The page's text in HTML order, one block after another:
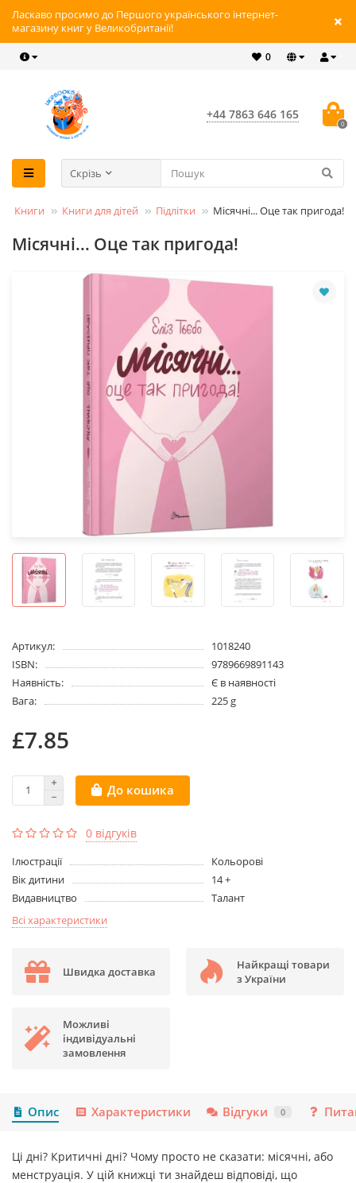
Ласкаво просимо до Першого українського інтернет-
магазину книг у Великобританії!
0
+44 7863 646 165
0
Скрізь
Книги Книги для дітей Підлітки Місячні... Оце так пригода!
Місячні... Оце так пригода!
Артикул:
1018240
ISBN:
9789669891143
Наявність:
Є в наявності
Вага:
225 g
£7.85
До кошика
0 відгуків
Ілюстрації
Кольорові
Вік дитини
14 +
Видавництво
Талант
Всі характеристики
Швидка доставка
Найкращі товари
з України
Можливі
індивідуальні
замовлення
Опис Характеристики Відгуки 0
Ці дні? Критичні дні? Чому просто не сказати: місячні, або
менструація. У цій книжці ти знайдеш відповіді, що